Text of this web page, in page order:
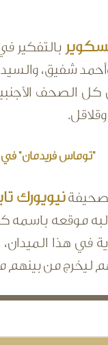
بالتفكير
شفيق،
كل الصحف
"توماس فريدمان" في
نيويورك
موقعه
في هذا
ليخرج من بينهم